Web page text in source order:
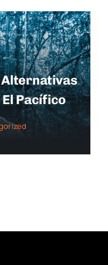
Alternativas
Pacífico